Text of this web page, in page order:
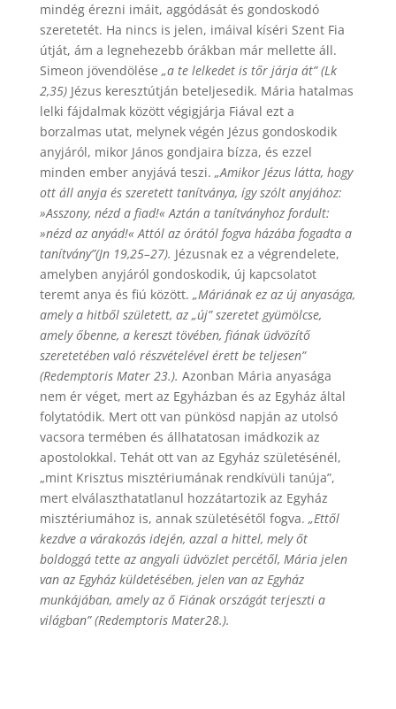
mindég érezni imáit, aggódását és gondoskodó
szeretetét. Ha nincs is jelen, imáival kíséri Szent Fia
útját, ám a legnehezebb órákban már mellette áll.
Simeon jövendölése „a te lelkedet is tőr járja át” (Lk
2,35)Jézus keresztútján beteljesedik. Mária hatalmas
lelki fájdalmak között végigjárja Fiával ezt a
borzalmas utat, melynek végén Jézus gondoskodik
anyjáról, mikor János gondjaira bízza, és ezzel
minden ember anyjává teszi. „Amikor Jézus látta, hogy
ott áll anyja és szeretett tanítványa, így szólt anyjához:
»Asszony, nézd a fiad!« Aztán a tanítványhoz fordult:
»nézd az anyád!« Attól az órától fogva házába fogadta a
tanítvány”(Jn 19,25–27). Jézusnak ez a végrendelete,
amelyben anyjáról gondoskodik, új kapcsolatot
teremt anya és fiú között. „Máriának ez az új anyasága,
amely a hitből született, az „új” szeretet gyümölcse,
amely őbenne, a kereszt tövében, fiának üdvözítő
szeretetében való részvételével érett be teljesen”
(Redemptoris Mater 23.). Azonban Mária anyasága
nem ér véget, mert az Egyházban és az Egyház által
folytatódik. Mert ott van pünkösd napján az utolsó
vacsora termében és állhatatosan imádkozik az
apostolokkal. Tehát ott van az Egyház születésénél,
„mint Krisztus misztériumának rendkívüli tanúja”,
mert elválaszthatatlanul hozzátartozik az Egyház
misztériumához is, annak születésétől fogva. „Ettől
kezdve a várakozás idején, azzal a hittel, mely őt
boldoggá tette az angyali üdvözlet percétől, Mária jelen
van az Egyház küldetésében, jelen van az Egyház
munkájában, amely az ő Fiának országát terjeszti a
világban” (Redemptoris Mater28.).